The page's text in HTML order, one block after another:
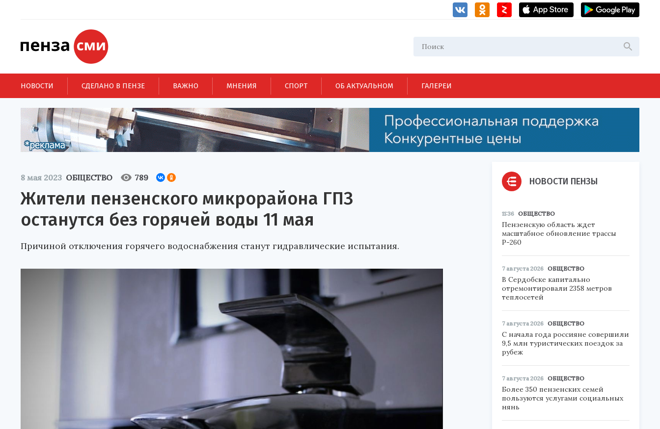
НОВОСТИ СДЕЛАНО В ПЕНЗЕ ВАЖНО МНЕНИЯ СПОРТ ОБ АКТУАЛЬНОМ ГАЛЕРЕИ
8 мая 2023 ОБЩЕСТВО 789
Жители пензенского микрорайона ГПЗ
останутся без горячей воды 11 мая
Причиной отключения горячего водоснабжения станут гидравлические испытания.
НОВОСТИ ПЕНЗЫ
11:36 ОБЩЕСТВО
Пензенскую область ждет
масштабное обновление трассы
Р-260
7 августа 2026 ОБЩЕСТВО
В Сердобске капитально
отремонтировали 2358 метров
теплосетей
7 августа 2026 ОБЩЕСТВО
С начала года россияне совершили
9,5 млн туристических поездок за
рубеж
7 августа 2026 ОБЩЕСТВО
Более 350 пензенских семей
пользуются услугами социальных
нянь